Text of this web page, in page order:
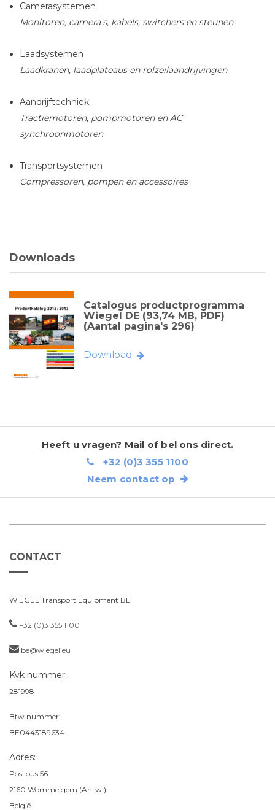
Camerasystemen
Monitoren, camera's, kabels, switchers en steunen
Laadsystemen
Laadkranen, laadplateaus en rolzeilaandrijvingen
Aandrijftechniek
Tractiemotoren, pompmotoren en AC
synchroonmotoren
Transportsystemen
Compressoren, pompen en accessoires
Downloads
Catalogus productprogramma
Wiegel DE (93,74 MB, PDF)
(Aantal pagina's 296)
Download
Heeft u vragen? Mail of bel ons direct.
+32 (0)3 355 1100
Neem contact op
CONTACT
WIEGEL Transport Equipment BE
+32 (0)3 355 1100
be@wiegel.eu
Kvk nummer:
281998
Btw nummer:
BE0443189634
Adres:
Postbus 56
2160 Wommelgem (Antw.)
België